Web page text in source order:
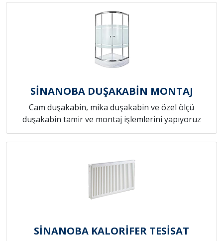
SİNANOBA DUŞAKABİN MONTAJ
Cam duşakabin, mika duşakabin ve özel ölçü
duşakabin tamir ve montaj işlemlerini yapıyoruz
SİNANOBA KALORİFER TESİSAT